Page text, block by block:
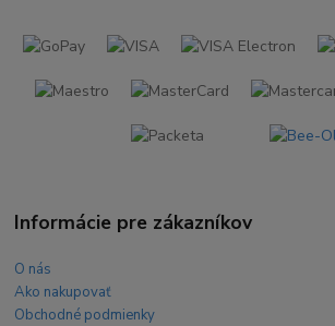
Informácie pre zákazníkov
O nás
Ako nakupovať
Obchodné podmienky